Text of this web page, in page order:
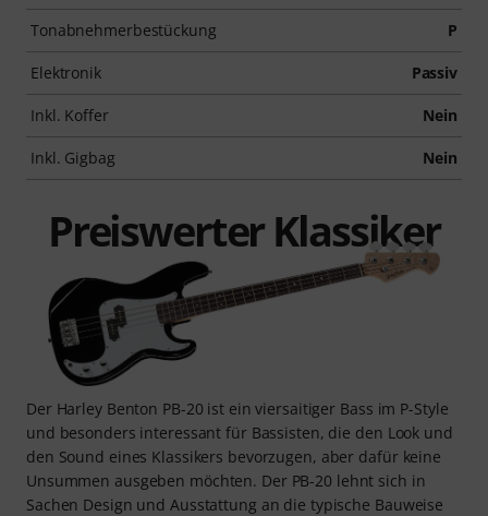
Tonabnehmerbestückung P
Elektronik Passiv
Inkl. Koffer Nein
Inkl. Gigbag Nein
Preiswerter Klassiker
Der Harley Benton PB-20 ist ein viersaitiger Bass im P-Style
und besonders interessant für Bassisten, die den Look und
den Sound eines Klassikers bevorzugen, aber dafür keine
Unsummen ausgeben möchten. Der PB-20 lehnt sich in
Sachen Design und Ausstattung an die typische Bauweise